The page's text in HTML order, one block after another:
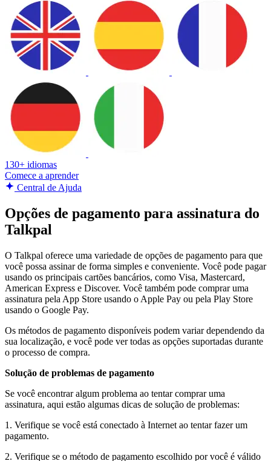
130+ idiomas
Comece a aprender
Central de Ajuda
Opções de pagamento para assinatura do
Talkpal
O Talkpal oferece uma variedade de opções de pagamento para que
você possa assinar de forma simples e conveniente. Você pode pagar
usando os principais cartões bancários, como Visa, Mastercard,
American Express e Discover. Você também pode comprar uma
assinatura pela App Store usando o Apple Pay ou pela Play Store
usando o Google Pay.
Os métodos de pagamento disponíveis podem variar dependendo da
sua localização, e você pode ver todas as opções suportadas durante
o processo de compra.
Solução de problemas de pagamento
Se você encontrar algum problema ao tentar comprar uma
assinatura, aqui estão algumas dicas de solução de problemas:
1. Verifique se você está conectado à Internet ao tentar fazer um
pagamento.
2. Verifique se o método de pagamento escolhido por você é válido